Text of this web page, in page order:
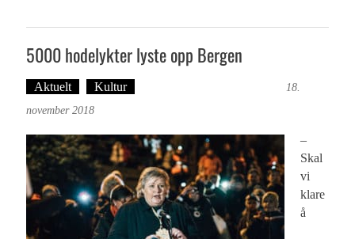
5000 hodelykter lyste opp Bergen
Aktuelt Kultur
18.
november 2018
–
Skal
vi
klare
å